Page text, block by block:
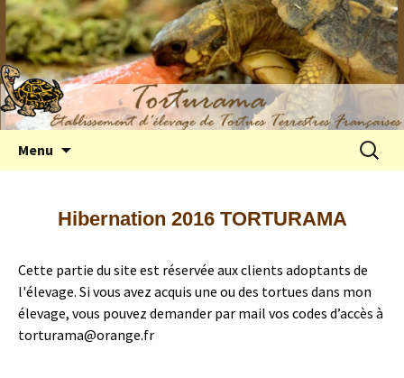
Elevage de tortues terrestres françaises
Hermann
Menu
Hibernation 2016 TORTURAMA
Cette partie du site est réservée aux clients adoptants de
l'élevage. Si vous avez acquis une ou des tortues dans mon
élevage, vous pouvez demander par mail vos codes d’accès à
torturama@orange.fr